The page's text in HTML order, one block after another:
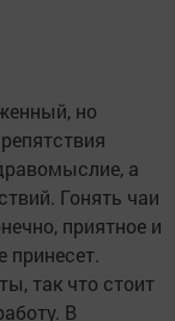
но
а
Гонять чаи
приятное и
принесет.
так что стоит
В